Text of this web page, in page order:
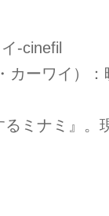
-cinefil
カーワイ）：
ミナミ』。